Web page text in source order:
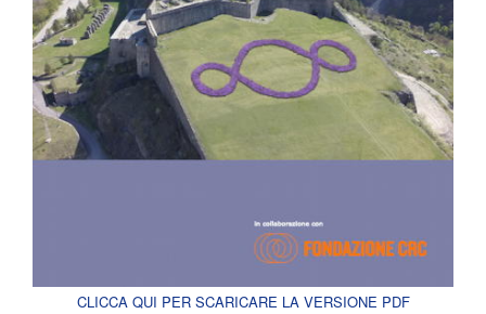
CLICCA QUI PER SCARICARE LA VERSIONE PDF